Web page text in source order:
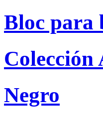
Bloc para
Colección
Negro